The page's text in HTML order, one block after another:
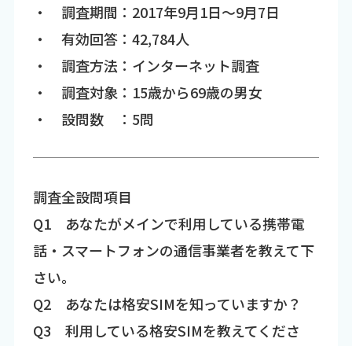
・ 調査期間：2017年9月1日～9月7日
・ 有効回答：42,784人
・ 調査方法：インターネット調査
・ 調査対象：15歳から69歳の男女
・ 設問数 ：5問
調査全設問項目
Q1 あなたがメインで利用している携帯電
話・スマートフォンの通信事業者を教えて下
さい。
Q2 あなたは格安SIMを知っていますか？
Q3 利用している格安SIMを教えてくださ